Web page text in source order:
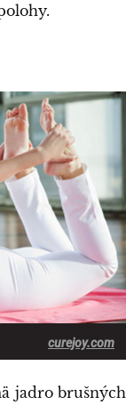
curejoy.com
jadro brušných